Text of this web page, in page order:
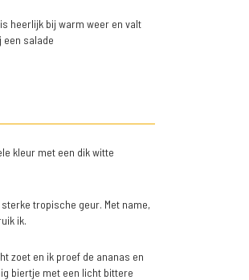
heerlijk bij warm weer en valt
een salade
kleur met een dik witte
tropische geur. Met name,
ik.
zoet en ik proef de ananas en
biertje met een licht bittere